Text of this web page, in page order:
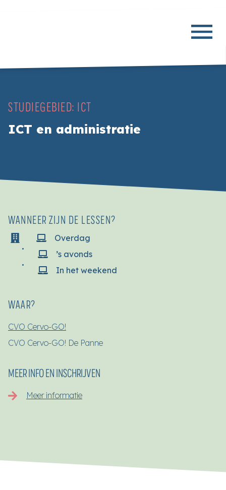
STUDIEGEBIED: ICT
ICT en administratie
WANNEER ZIJN DE LESSEN?
Overdag
’s avonds
In het weekend
WAAR?
CVO Cervo-GO!
CVO Cervo-GO! De Panne
MEER INFO EN INSCHRIJVEN
Meer informatie